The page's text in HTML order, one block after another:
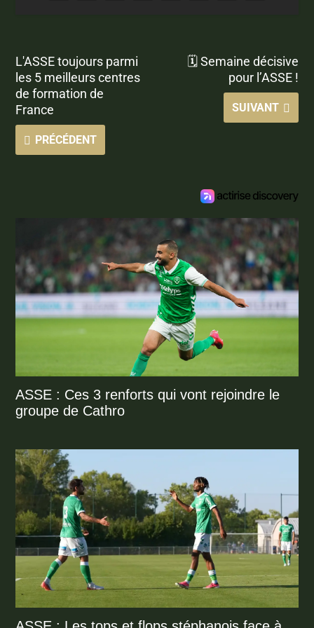
L'ASSE toujours parmi
les 5 meilleurs centres
de formation de
France
PRÉCÉDENT
🗓️ Semaine décisive
pour l’ASSE !
SUIVANT
ASSE : Ces 3 renforts qui vont rejoindre le
groupe de Cathro